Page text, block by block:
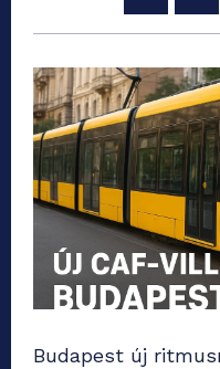
Budapest új